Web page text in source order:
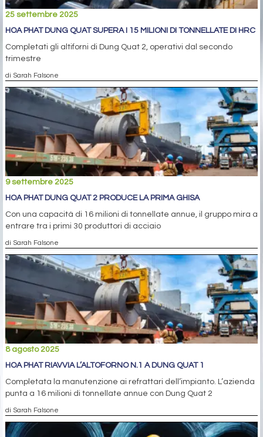
25 settembre 2025
HOA PHAT DUNG QUAT SUPERA I 15 MILIONI DI TONNELLATE DI HRC
Completati gli altiforni di Dung Quat 2, operativi dal secondo
trimestre
di Sarah Falsone
9 settembre 2025
HOA PHAT DUNG QUAT 2 PRODUCE LA PRIMA GHISA
Con una capacità di 16 milioni di tonnellate annue, il gruppo mira a
entrare tra i primi 30 produttori di acciaio
di Sarah Falsone
8 agosto 2025
HOA PHAT RIAVVIA L’ALTOFORNO N.1 A DUNG QUAT 1
Completata la manutenzione ai refrattari dell’impianto. L’azienda
punta a 16 milioni di tonnellate annue con Dung Quat 2
di Sarah Falsone